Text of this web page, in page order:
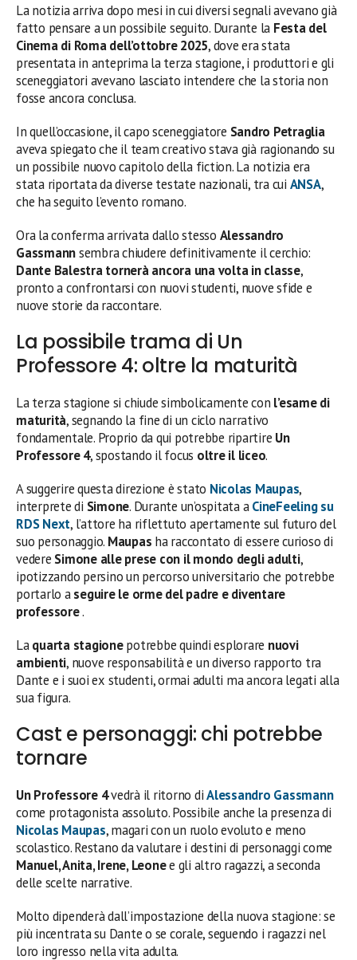
La notizia arriva dopo mesi in cui diversi segnali avevano già
fatto pensare a un possibile seguito. Durante la Festa del
Cinema di Roma dell’ottobre 2025, dove era stata
presentata in anteprima la terza stagione, i produttori e gli
sceneggiatori avevano lasciato intendere che la storia non
fosse ancora conclusa.
In quell’occasione, il capo sceneggiatore Sandro Petraglia
aveva spiegato che il team creativo stava già ragionando su
un possibile nuovo capitolo della fiction. La notizia era
stata riportata da diverse testate nazionali, tra cui ANSA,
che ha seguito l’evento romano.
Ora la conferma arrivata dallo stesso Alessandro
Gassmannsembra chiudere definitivamente il cerchio:
Dante Balestra tornerà ancora una volta in classe,
pronto a confrontarsi con nuovi studenti, nuove sfide e
nuove storie da raccontare.
La possibile trama di Un
Professore 4: oltre la maturità
La terza stagione si chiude simbolicamente con l’esame di
maturità, segnando la fine di un ciclo narrativo
fondamentale. Proprio da qui potrebbe ripartire Un
Professore 4, spostando il focus oltre il liceo.
A suggerire questa direzione è stato Nicolas Maupas,
interprete di Simone. Durante un’ospitata aCineFeeling su
RDS Next, l’attore ha riflettuto apertamente sul futuro del
suo personaggio. Maupas ha raccontato di essere curioso di
vedere Simone alle prese con il mondo degli adulti,
ipotizzando persino un percorso universitario che potrebbe
portarlo aseguire le orme del padre e diventare
professore.
Laquarta stagionepotrebbe quindi esplorare nuovi
ambienti, nuove responsabilità e un diverso rapporto tra
Dante e i suoi ex studenti, ormai adulti ma ancora legati alla
sua figura.
Cast e personaggi: chi potrebbe
tornare
Un Professore 4vedrà il ritorno diAlessandro Gassmann
come protagonista assoluto. Possibile anche la presenza di
Nicolas Maupas, magari con un ruolo evoluto e meno
scolastico. Restano da valutare i destini di personaggi come
Manuel, Anita, Irene, Leonee gli altro ragazzi, a seconda
delle scelte narrative.
Molto dipenderà dall’impostazione della nuova stagione: se
più incentrata su Dante o se corale, seguendo i ragazzi nel
loro ingresso nella vita adulta.